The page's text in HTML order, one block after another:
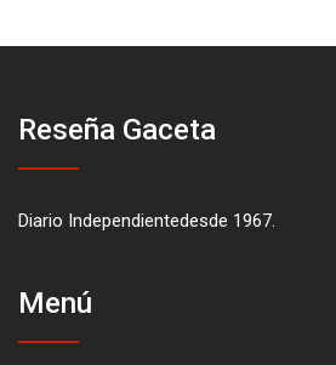
Reseña Gaceta
Diario Independientedesde 1967.
Menú